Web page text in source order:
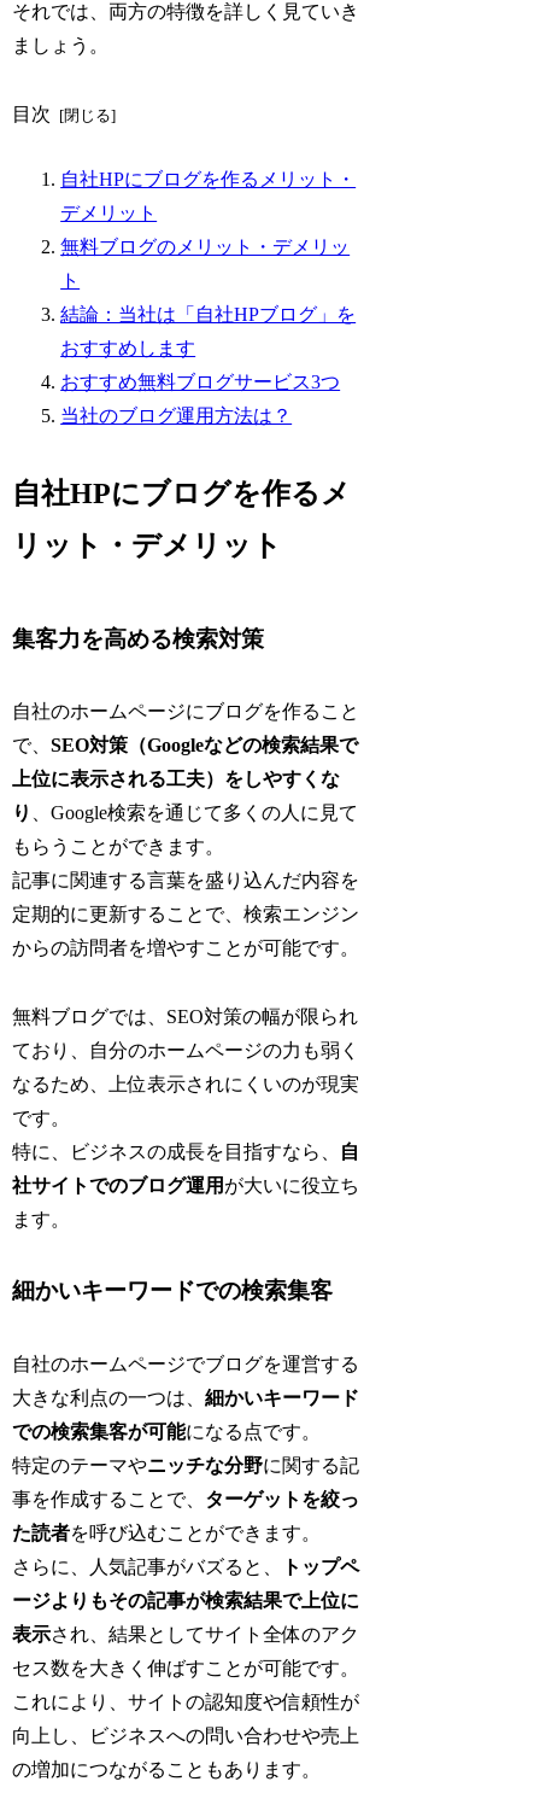
それでは、両方の特徴を詳しく見ていき
ましょう。
目次
自社HPにブログを作るメリット・
デメリット
無料ブログのメリット・デメリッ
ト
結論：当社は「自社HPブログ」を
おすすめします
おすすめ無料ブログサービス3つ
当社のブログ運用方法は？
自社HPにブログを作るメ
リット・デメリット
集客力を高める検索対策
自社のホームページにブログを作ること
で、SEO対策（Googleなどの検索結果で
上位に表示される工夫）をしやすくな
り
、Google検索を通じて多くの人に見て
もらうことができます。
記事に関連する言葉を盛り込んだ内容を
定期的に更新することで、検索エンジン
からの訪問者を増やすことが可能です。
無料ブログでは、SEO対策の幅が限られ
ており、自分のホームページの力も弱く
なるため、上位表示されにくいのが現実
です。
特に、ビジネスの成長を目指すなら、
自
社サイトでのブログ運用 が大いに役立ち
ます。
細かいキーワードでの検索集客
自社のホームページでブログを運営する
大きな利点の一つは、細かいキーワード
での検索集客が可能になる点です。
特定のテーマやニッチな分野に関する記
事を作成することで、 ターゲットを絞っ
た読者を呼び込むことができます。
さらに、人気記事がバズると、
トップペ
ージよりもその記事が検索結果で上位に
表示され、結果としてサイト全体のアク
セス数を大きく伸ばすことが可能です。
これにより、サイトの認知度や信頼性が
向上し、ビジネスへの問い合わせや売上
の増加につながることもあります。